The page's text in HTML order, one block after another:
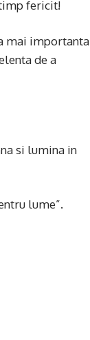
fericit!
mai importanta
de a
si lumina in
lume”.